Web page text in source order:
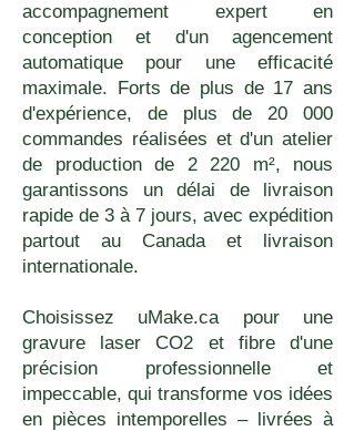
accompagnement expert en
conception et d'un agencement
automatique pour une efficacité
maximale. Forts de plus de 17 ans
d'expérience, de plus de 20 000
commandes réalisées et d'un atelier
de production de 2 220 m², nous
garantissons un délai de livraison
rapide de 3 à 7 jours, avec expédition
partout au Canada et livraison
internationale.
Choisissez uMake.ca pour une
gravure laser CO2 et fibre d'une
précision professionnelle et
impeccable, qui transforme vos idées
en pièces intemporelles – livrées à